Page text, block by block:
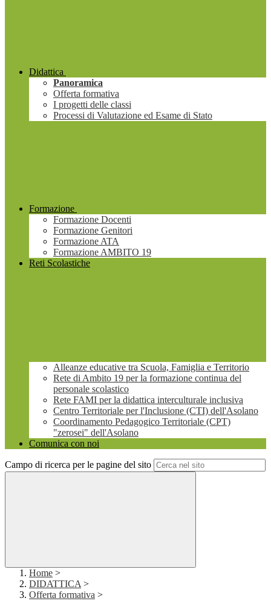
Didattica
Panoramica
Offerta formativa
I progetti delle classi
Processi di Valutazione ed Esame di Stato
Formazione
Formazione Docenti
Formazione Genitori
Formazione ATA
Formazione AMBITO 19
Reti Scolastiche
Alleanze educative tra Scuola, Famiglia e Territorio
Rete di Ambito 19 per la formazione continua del
personale scolastico
Rete FAMI per la didattica interculturale inclusiva
Centro Territoriale per l'Inclusione (CTI) dell'Asolano
Coordinamento Pedagogico Territoriale (CPT)
"zerosei" dell'Asolano
Comunica con noi
Campo di ricerca per le pagine del sito
Home >
DIDATTICA >
Offerta formativa >